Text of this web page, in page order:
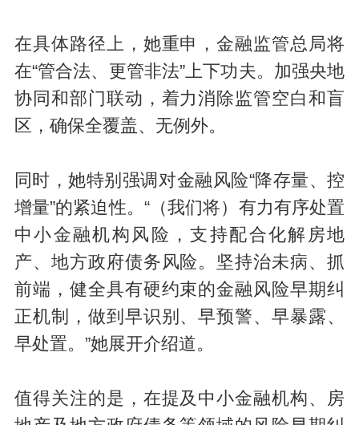
在具体路径上，她重申，金融监管总局将
在“管合法、更管非法”上下功夫。加强央地
协同和部门联动，着力消除监管空白和盲
区，确保全覆盖、无例外。
同时，她特别强调对金融风险“降存量、控
增量”的紧迫性。“（我们将）有力有序处置
中小金融机构风险，支持配合化解房地
产、地方政府债务风险。坚持治未病、抓
前端，健全具有硬约束的金融风险早期纠
正机制，做到早识别、早预警、早暴露、
早处置。”她展开介绍道。
值得关注的是，在提及中小金融机构、房